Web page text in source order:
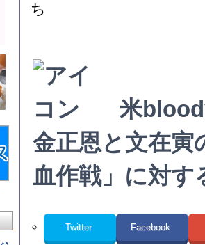
ち
米
金正恩と文在
血作戦」に対す
Twitter Facebook